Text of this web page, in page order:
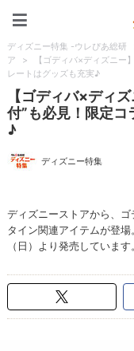
ディズニー特集 -ウレぴあ総研
ア
>
【ゴディバ×ディズニー
レートはグッズも充実♪
【ゴディバ×ディ
付”も必見！限定
♪
ディズニー特集
ディズニーストアから、
タイン関連アイテムが登
（日）より発売しています